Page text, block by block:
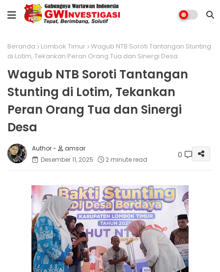
Beranda Lombok Timur Wagub NTB Soroti Tantangan Stunting
di Lotim, Tekankan Peran Orang Tua dan Sinergi Desa
Wagub NTB Soroti Tantangan
Stunting di Lotim, Tekankan
Peran Orang Tua dan Sinergi
Desa
amsar
Desember 11, 2025
2 minute read 0